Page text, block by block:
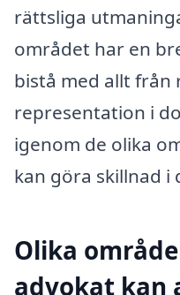
rättsliga
området har en
bistå med allt från
representation i
igenom de olika
kan göra skillnad i
Olika
advokat kan